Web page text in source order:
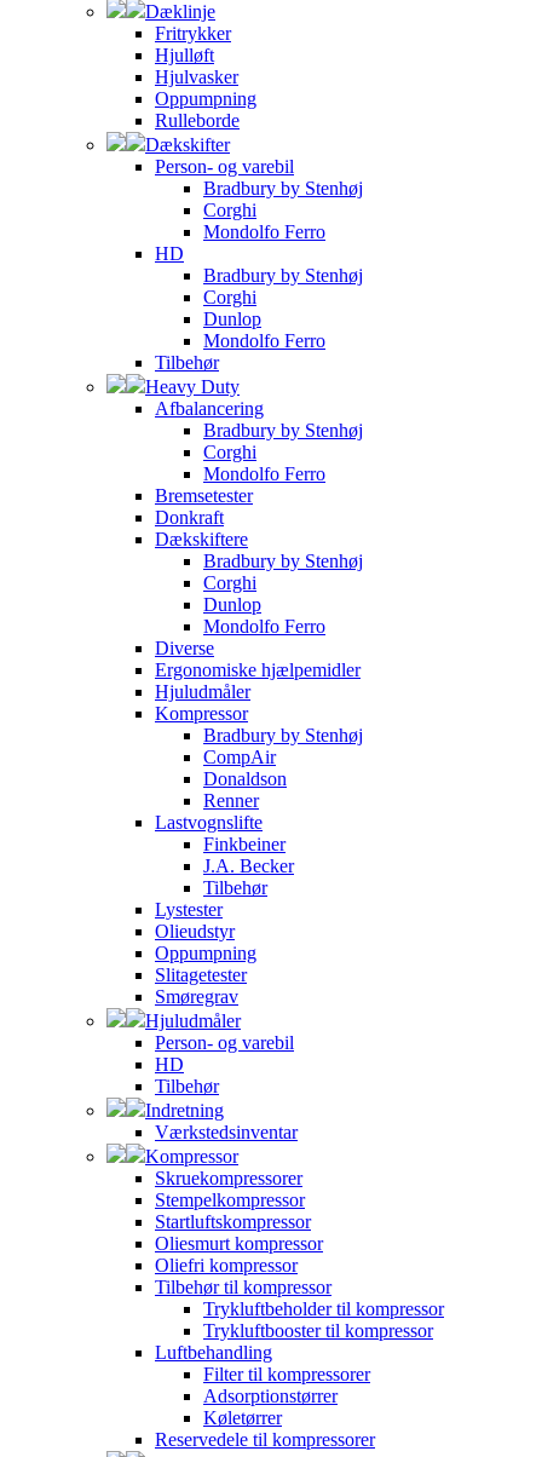
Dæklinje
Fritrykker
Hjulløft
Hjulvasker
Oppumpning
Rulleborde
Dækskifter
Person- og varebil
Bradbury by Stenhøj
Corghi
Mondolfo Ferro
HD
Bradbury by Stenhøj
Corghi
Dunlop
Mondolfo Ferro
Tilbehør
Heavy Duty
Afbalancering
Bradbury by Stenhøj
Corghi
Mondolfo Ferro
Bremsetester
Donkraft
Dækskiftere
Bradbury by Stenhøj
Corghi
Dunlop
Mondolfo Ferro
Diverse
Ergonomiske hjælpemidler
Hjuludmåler
Kompressor
Bradbury by Stenhøj
CompAir
Donaldson
Renner
Lastvognslifte
Finkbeiner
J.A. Becker
Tilbehør
Lystester
Olieudstyr
Oppumpning
Slitagetester
Smøregrav
Hjuludmåler
Person- og varebil
HD
Tilbehør
Indretning
Værkstedsinventar
Kompressor
Skruekompressorer
Stempelkompressor
Startluftskompressor
Oliesmurt kompressor
Oliefri kompressor
Tilbehør til kompressor
Trykluftbeholder til kompressor
Trykluftbooster til kompressor
Luftbehandling
Filter til kompressorer
Adsorptionstørrer
Køletørrer
Reservedele til kompressorer